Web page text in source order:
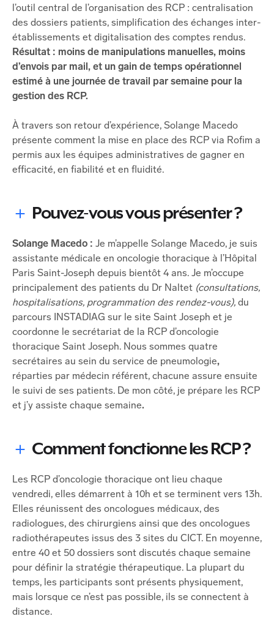
l’outil central de l’organisation des RCP : centralisation
des dossiers patients, simplification des échanges inter-
établissements et digitalisation des comptes rendus.
Résultat : moins de manipulations manuelles, moins
d’envois par mail, et un gain de temps opérationnel
estimé à une journée de travail par semaine pour la
gestion des RCP.
À travers son retour d’expérience, Solange Macedo
présente comment la mise en place des RCP via Rofim a
permis aux les équipes administratives de gagner en
efficacité, en fiabilité et en fluidité.
Pouvez-vous vous présenter ?
Solange Macedo : Je m’appelle Solange Macedo, je suis
assistante médicale en oncologie thoracique à l’Hôpital
Paris Saint-Joseph depuis bientôt 4 ans. Je m’occupe
principalement des patients du Dr Naltet (consultations,
hospitalisations, programmation des rendez-vous), du
parcours INSTADIAG sur le site Saint Joseph et je
coordonne le secrétariat de la RCP d’oncologie
thoracique Saint Joseph. Nous sommes quatre
secrétaires au sein du service de pneumologie,
réparties par médecin référent, chacune assure ensuite
le suivi de ses patients. De mon côté, je prépare les RCP
et j’y assiste chaque semaine.
Comment fonctionne les RCP ?
Les RCP d’oncologie thoracique ont lieu chaque
vendredi, elles démarrent à 10h et se terminent vers 13h.
Elles réunissent des oncologues médicaux, des
radiologues, des chirurgiens ainsi que des oncologues
radiothérapeutes issus des 3 sites du CICT. En moyenne,
entre 40 et 50 dossiers sont discutés chaque semaine
pour définir la stratégie thérapeutique. La plupart du
temps, les participants sont présents physiquement,
mais lorsque ce n’est pas possible, ils se connectent à
distance.